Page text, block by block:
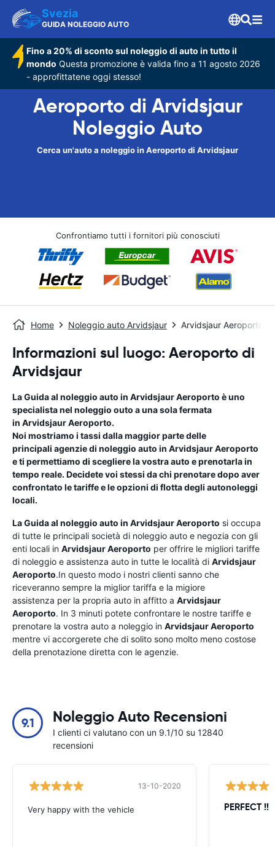
Svezia
GUIDA NOLEGGIO AUTO
Fino a 20% di sconto sul noleggio di auto in tutto il
mondo Questa promozione è valida fino a 11 agosto 2026
- approfittatene oggi stesso!
Aeroporto di Arvidsjaur
Noleggio Auto
Cerca un'auto a noleggio in Aeroporto di Arvidsjaur
Confrontiamo tutti i fornitori più conosciuti
Home Noleggio auto Arvidsjaur Arvidsjaur Aeroporto
Informazioni sul luogo: Aeroporto di
Arvidsjaur
La Guida al noleggio auto in Arvidsjaur Aeroporto è uno
specialista nel noleggio outo a una sola fermata
in Arvidsjaur Aeroporto.
Noi mostriamo i tassi dalla maggior parte delle
principali agenzie di noleggio auto in Arvidsjaur Aeroporto
e ti permettiamo di scegliere la vostra auto e prenotarla in
tempo reale. Decidete voi stessi da chi prenotare dopo aver
confrontato le tariffe e le opzioni di flotta degli autonoleggi
locali.
La Guida al noleggio auto in Arvidsjaur Aeroporto si occupa
di tutte le principali società di noleggio auto e negozia con gli
enti locali in Arvidsjaur Aeroporto per offrire le migliori tariffe
di noleggio e assistenza auto in tutte le località di Arvidsjaur
Aeroporto.In questo modo i nostri clienti sanno che
riceveranno sempre la miglior tariffa e la migiore
assistenza per la propria auto in affitto a Arvidsjaur
Aeroporto. In 3 minuti potete confrontare le nostre tariffe e
prenotare la vostra auto a noleggio in Arvidsjaur Aeroporto
mentre vi accorgerete che di solito sono molto meno costose
della prenotazione diretta con le agenzie.
9.1 Noleggio Auto Recensioni
I clienti ci valutano con un 9.1/10 su 12840
recensioni
13-10-2020
Very happy with the vehicle PERFECT